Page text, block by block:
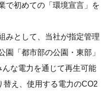
で初めての「環境宣言」を
みとして、当社が指定管理
「都市部の公園・東部」
な電力を通じて再生可能
え、使用する電力のCO2